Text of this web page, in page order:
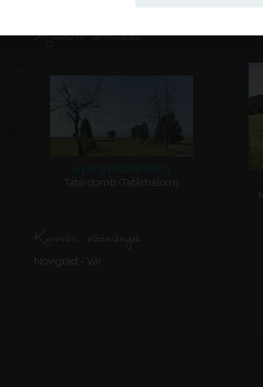
Ajánlott látnivalók
Gyergyószárhegy
Tatárdomb (Tatárhalom)
Keresési előzmények
Novigrad - Vár